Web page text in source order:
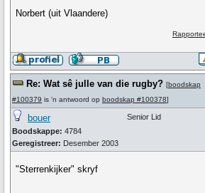
Norbert (uit Vlaandere)
Re: Wat sê julle van die rugby? [boodskap
#100379 is 'n antwoord op boodskap #100378]
bouer
Boodskappe: 4784
Geregistreer: Desember 2003
Senior Lid
"Sterrenkijker" skryf